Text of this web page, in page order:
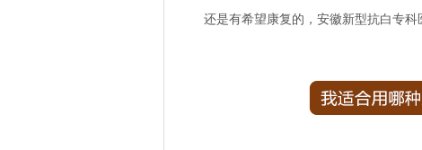
还是有希望康复的， 安徽新型抗白专科